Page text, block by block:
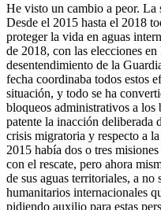
He visto un cambio a peor. La
Desde el 2015 hasta el 2018
proteger la vida en aguas
de 2018, con las elecciones
desentendimiento de la
fecha coordinaba todos estos
situación, y todo se ha
bloqueos administrativos a los
patente la inacción deliberada
crisis migratoria y respecto a
2015 había dos o tres
con el rescate, pero ahora
de sus aguas territoriales, a no
humanitarios internacionales
pidiendo auxilio para estas